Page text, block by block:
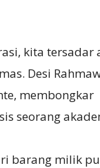
kita tersadar
Desi
membongkar
seorang
barang milik